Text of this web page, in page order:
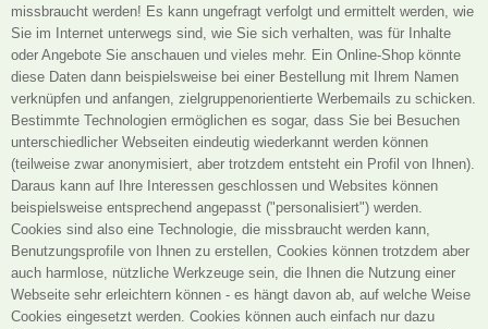
missbraucht werden! Es kann ungefragt verfolgt und ermittelt werden, wie
Sie im Internet unterwegs sind, wie Sie sich verhalten, was für Inhalte
oder Angebote Sie anschauen und vieles mehr. Ein Online-Shop könnte
diese Daten dann beispielsweise bei einer Bestellung mit Ihrem Namen
verknüpfen und anfangen, zielgruppenorientierte Werbemails zu schicken.
Bestimmte Technologien ermöglichen es sogar, dass Sie bei Besuchen
unterschiedlicher Webseiten eindeutig wiederkannt werden können
(teilweise zwar anonymisiert, aber trotzdem entsteht ein Profil von Ihnen).
Daraus kann auf Ihre Interessen geschlossen und Websites können
beispielsweise entsprechend angepasst ("personalisiert") werden.
Cookies sind also eine Technologie, die missbraucht werden kann,
Benutzungsprofile von Ihnen zu erstellen, Cookies können trotzdem aber
auch harmlose, nützliche Werkzeuge sein, die Ihnen die Nutzung einer
Webseite sehr erleichtern können - es hängt davon ab, auf welche Weise
Cookies eingesetzt werden. Cookies können auch einfach nur dazu